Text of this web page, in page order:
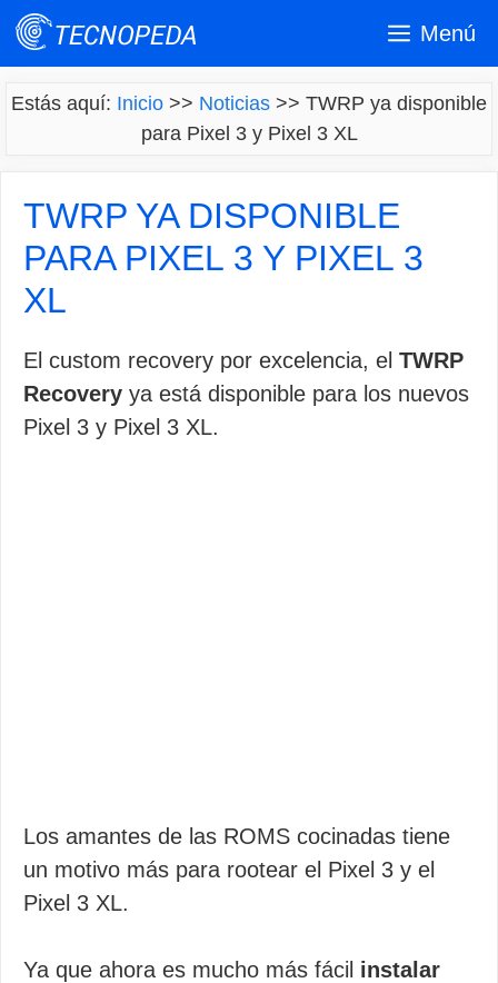
Saltar
Menú
Estás aquí: Inicio >> Noticias >> TWRP ya disponible
para Pixel 3 y Pixel 3 XL
TWRP YA DISPONIBLE
PARA PIXEL 3 Y PIXEL 3
XL
El custom recovery por excelencia, el TWRP
Recovery ya está disponible para los nuevos
Pixel 3 y Pixel 3 XL.
Los amantes de las ROMS cocinadas tiene
un motivo más para rootear el Pixel 3 y el
Pixel 3 XL.
Ya que ahora es mucho más fácil instalar